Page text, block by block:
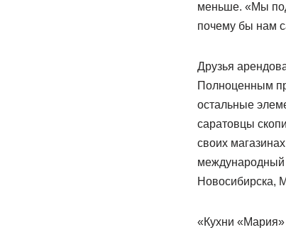
меньше. «Мы
почему бы нам
Друзья
Полноценным
остальные
саратовцы
своих
международный
Новосибирска,
«Кухни «Мария»